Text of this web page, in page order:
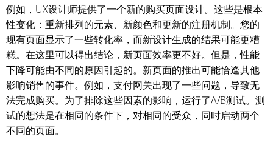
例如，UX设计师提供了一个新的购买页面设计。这些是根本
性变化：重新排列的元素、新颜色和更新的注册机制。您的
现有页面显示了一些转化率，而新设计生成的结果可能更糟
糕。在这里可以得出结论，新页面效率更不好。但是，性能
下降可能由不同的原因引起的。新页面的推出可能恰逢其他
影响销售的事件。例如，支付网关出现了一些问题，导致无
法完成购买。为了排除这些因素的影响，运行了A/B测试。测
试的想法是在相同的条件下，对相同的受众，同时启动两个
不同的页面。